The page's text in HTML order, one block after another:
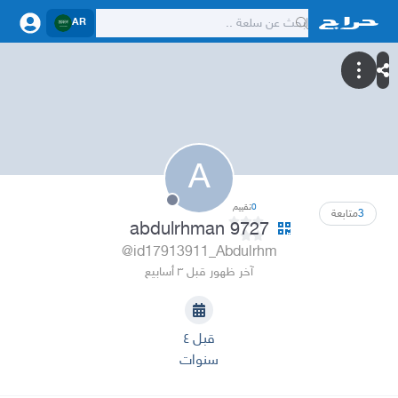
AR
A
3متابعة 0تقييم
abdulrhman 9727
@id17913911_Abdulrhm
آخر ظهور قبل ٣ أسابيع
قبل ٤
سنوات